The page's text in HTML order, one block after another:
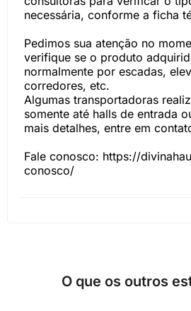
necessária, conforme a ficha
Pedimos sua atenção no
verifique se o produto
normalmente por escadas,
corredores, etc.
Algumas transportadoras
somente até halls de entrada
mais detalhes, entre em
Fale conosco: https://
conosco/
O que os outros